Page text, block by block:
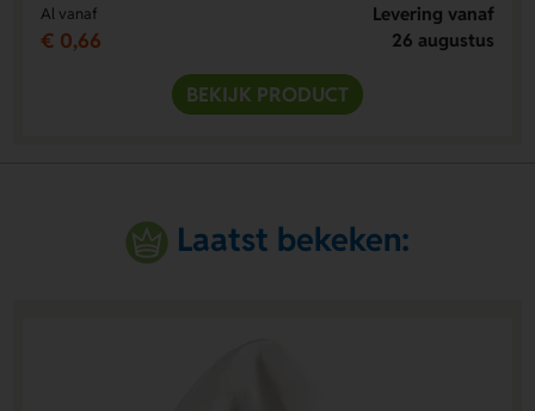
Al vanaf
€ 0,66
Levering vanaf
26 augustus
BEKIJK PRODUCT
Laatst bekeken: